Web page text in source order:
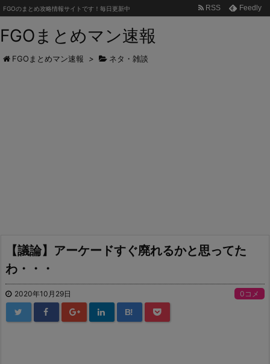
FGOまとめマン速報
FGOのまとめ攻略情報サイトです！毎日更新中 RSS Feedly
FGOまとめマン速報 > ネタ・雑談
【議論】アーケードすぐ廃れるかと思ってた
わ・・・
2020年10月29日 0コメ
B!